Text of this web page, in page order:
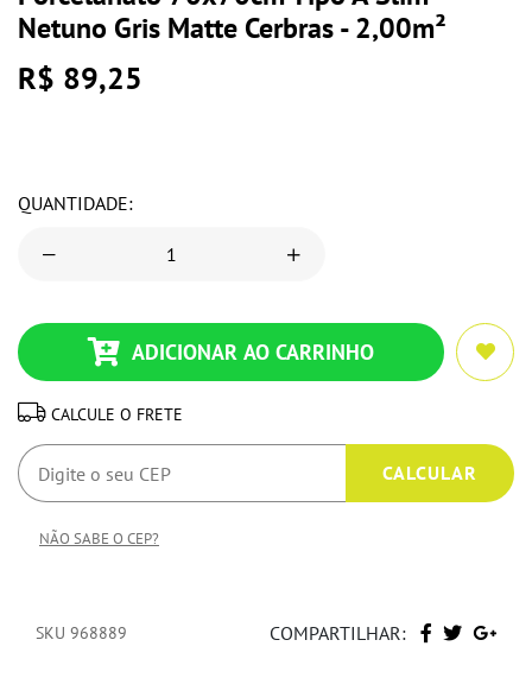
Netuno Gris Matte Cerbras - 2,00m²
R$ 89,25
QUANTIDADE:
ADICIONAR AO CARRINHO
CALCULE O FRETE
NÃO SABE O CEP?
SKU 968889 COMPARTILHAR: